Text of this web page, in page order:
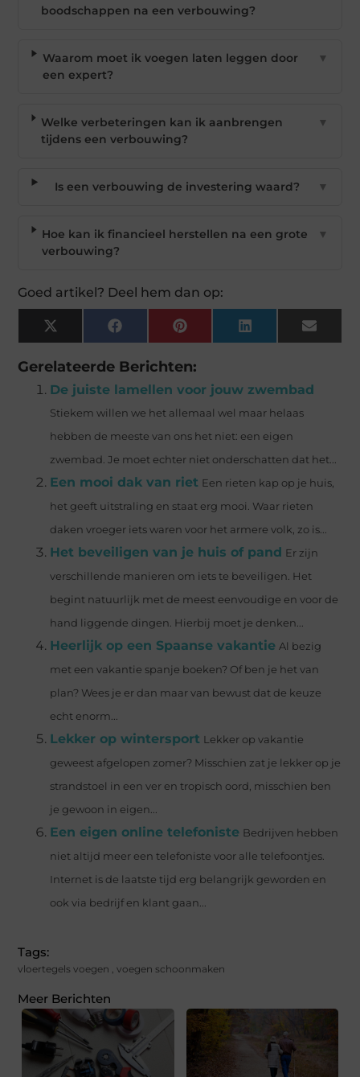
boodschappen na een verbouwing?
Waarom moet ik voegen laten leggen door
een expert?
▼
Welke verbeteringen kan ik aanbrengen
tijdens een verbouwing?
▼
Is een verbouwing de investering waard? ▼
Hoe kan ik financieel herstellen na een grote
verbouwing?
▼
Goed artikel? Deel hem dan op:
X
(Twitter)
Facebook Pinterest LinkedIn Email
Gerelateerde Berichten:
De juiste lamellen voor jouw zwembad
Stiekem willen we het allemaal wel maar helaas
hebben de meeste van ons het niet: een eigen
zwembad. Je moet echter niet onderschatten dat het...
Een mooi dak van riet Een rieten kap op je huis,
het geeft uitstraling en staat erg mooi. Waar rieten
daken vroeger iets waren voor het armere volk, zo is...
Het beveiligen van je huis of pand Er zijn
verschillende manieren om iets te beveiligen. Het
begint natuurlijk met de meest eenvoudige en voor de
hand liggende dingen. Hierbij moet je denken...
Heerlijk op een Spaanse vakantie Al bezig
met een vakantie spanje boeken? Of ben je het van
plan? Wees je er dan maar van bewust dat de keuze
echt enorm...
Lekker op wintersport Lekker op vakantie
geweest afgelopen zomer? Misschien zat je lekker op je
strandstoel in een ver en tropisch oord, misschien ben
je gewoon in eigen...
Een eigen online telefoniste Bedrijven hebben
niet altijd meer een telefoniste voor alle telefoontjes.
Internet is de laatste tijd erg belangrijk geworden en
ook via bedrijf en klant gaan...
Tags:
vloertegels voegen ,voegen schoonmaken
Meer Berichten